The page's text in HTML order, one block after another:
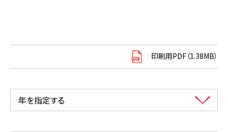
印刷用PDF（1.38MB）
年を指定する